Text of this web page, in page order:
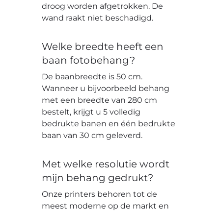
droog worden afgetrokken. De
wand raakt niet beschadigd.
Welke breedte heeft een
baan fotobehang?
De baanbreedte is 50 cm.
Wanneer u bijvoorbeeld behang
met een breedte van 280 cm
bestelt, krijgt u 5 volledig
bedrukte banen en één bedrukte
baan van 30 cm geleverd.
Met welke resolutie wordt
mijn behang gedrukt?
Onze printers behoren tot de
meest moderne op de markt en